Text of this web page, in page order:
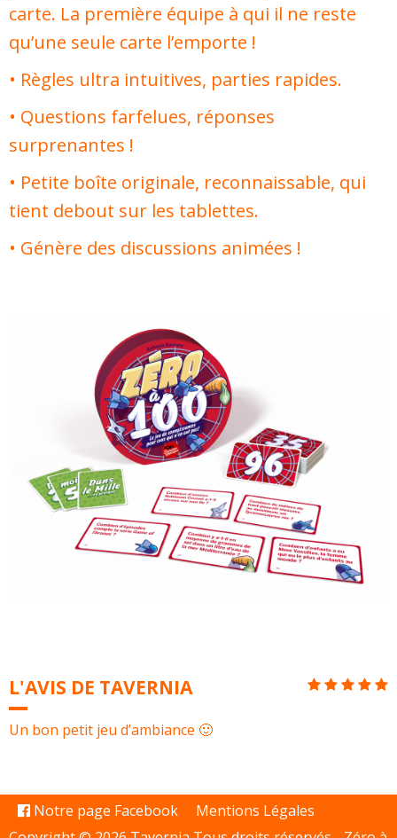
carte. La première équipe à qui il ne reste
qu’une seule carte l’emporte !
• Règles ultra intuitives, parties rapides.
• Questions farfelues, réponses
surprenantes !
• Petite boîte originale, reconnaissable, qui
tient debout sur les tablettes.
• Génère des discussions animées !
L'AVIS DE TAVERNIA
Un bon petit jeu d’ambiance 🙂
Notre page Facebook
Mentions Légales